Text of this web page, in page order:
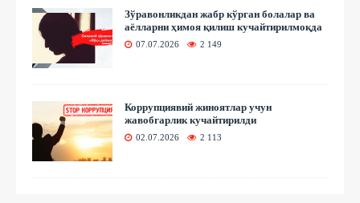
Зўравонликдан жабр кўрган болалар ва
аёлларни ҳимоя қилиш кучайтирилмоқда
07.07.2026 2 149
Коррупциявий жиноятлар учун
жавобгарлик кучайтирилди
02.07.2026 2 113